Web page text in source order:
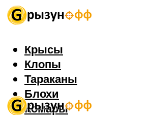
Крысы
Клопы
Тараканы
Блохи
Комары